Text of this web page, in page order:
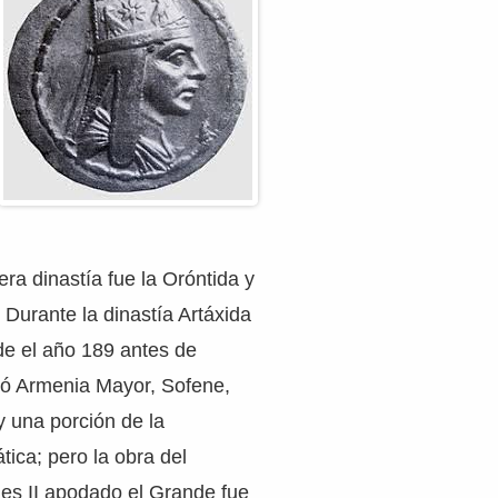
dinastía fue la Oróntida y
la dinastía Artáxida
el año 189 antes de
Armenia Mayor, Sofene,
una porción de la
pero la obra del
II apodado el Grande fue